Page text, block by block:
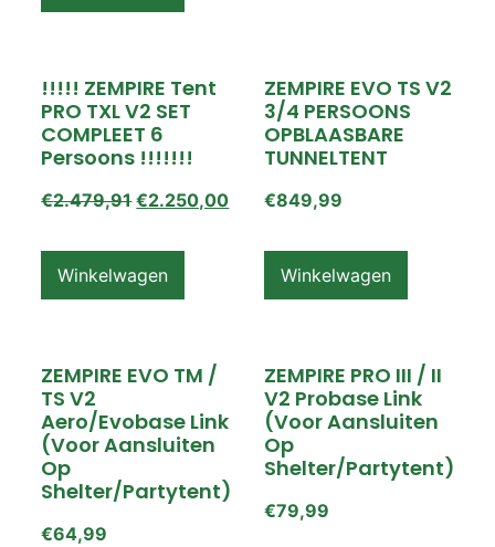
!!!!! ZEMPIRE Tent
PRO TXL V2 SET
COMPLEET 6
Persoons !!!!!!!
€2.479,91 €2.250,00
Winkelwagen
ZEMPIRE EVO TS V2
3/4 PERSOONS
OPBLAASBARE
TUNNELTENT
€849,99
Winkelwagen
ZEMPIRE EVO TM /
TS V2
Aero/Evobase Link
(voor Aansluiten
Op
Shelter/partytent)
€64,99
ZEMPIRE PRO III / II
V2 Probase Link
(voor Aansluiten
Op
Shelter/partytent)
€79,99